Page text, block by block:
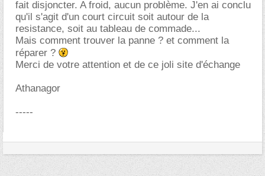
fait disjoncter. A froid, aucun problème. J'en ai conclu
qu'il s'agit d'un court circuit soit autour de la
resistance, soit au tableau de commade...
Mais comment trouver la panne ? et comment la
réparer ?
Merci de votre attention et de ce joli site d'échange
Athanagor
-----